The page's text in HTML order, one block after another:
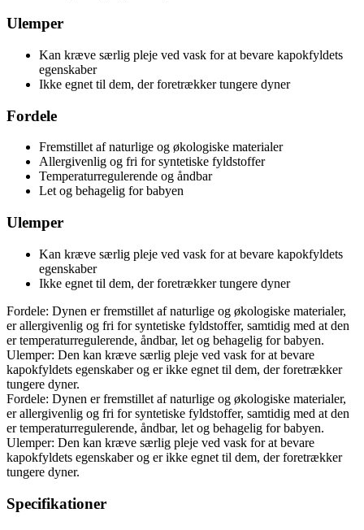
Ulemper
Kan kræve særlig pleje ved vask for at bevare kapokfyldets
egenskaber
Ikke egnet til dem, der foretrækker tungere dyner
Fordele
Fremstillet af naturlige og økologiske materialer
Allergivenlig og fri for syntetiske fyldstoffer
Temperaturregulerende og åndbar
Let og behagelig for babyen
Ulemper
Kan kræve særlig pleje ved vask for at bevare kapokfyldets
egenskaber
Ikke egnet til dem, der foretrækker tungere dyner
Fordele: Dynen er fremstillet af naturlige og økologiske materialer,
er allergivenlig og fri for syntetiske fyldstoffer, samtidig med at den
er temperaturregulerende, åndbar, let og behagelig for babyen.
Ulemper: Den kan kræve særlig pleje ved vask for at bevare
kapokfyldets egenskaber og er ikke egnet til dem, der foretrækker
tungere dyner.
Fordele: Dynen er fremstillet af naturlige og økologiske materialer,
er allergivenlig og fri for syntetiske fyldstoffer, samtidig med at den
er temperaturregulerende, åndbar, let og behagelig for babyen.
Ulemper: Den kan kræve særlig pleje ved vask for at bevare
kapokfyldets egenskaber og er ikke egnet til dem, der foretrækker
tungere dyner.
Specifikationer